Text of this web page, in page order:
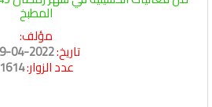
المطبخ
مؤلف:
تاريخ:2022-04-29
عدد الزوار:1614